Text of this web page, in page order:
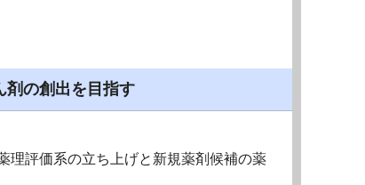
剤の創出を目指す
理評価系の立ち上げと新規薬剤候補の薬